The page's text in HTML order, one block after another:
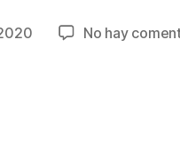
No hay